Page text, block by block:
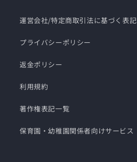
運営会社/特定商取引法に基づく表記
プライバシーポリシー
返金ポリシー
利用規約
著作権表記一覧
保育園・幼稚園関係者向けサービス